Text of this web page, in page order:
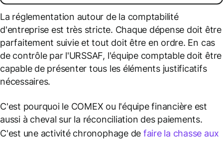
La réglementation autour de la comptabilité
d'entreprise est très stricte. Chaque dépense doit être
parfaitement suivie et tout doit être en ordre. En cas
de contrôle par l'URSSAF, l'équipe comptable doit être
capable de présenter tous les éléments justificatifs
nécessaires.
C'est pourquoi le COMEX ou l'équipe financière est
aussi à cheval sur la réconciliation des paiements.
C'est une activité chronophage de faire la chasse aux